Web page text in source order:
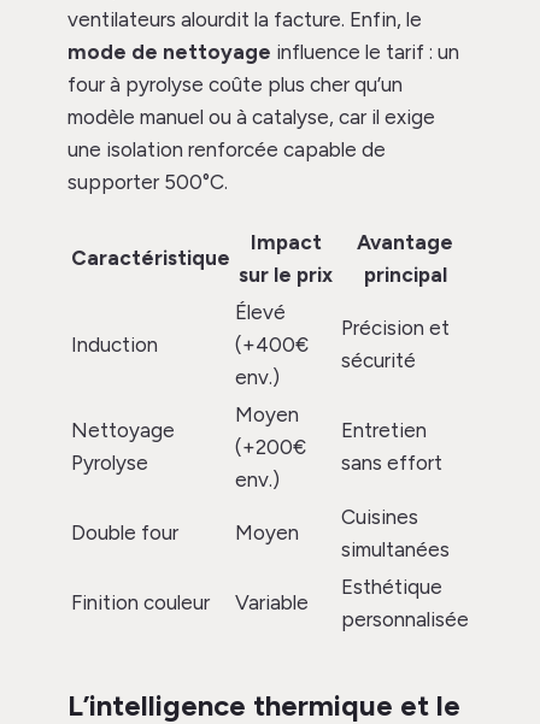
ventilateurs alourdit la facture. Enfin, le
mode de nettoyage influence le tarif : un
four à pyrolyse coûte plus cher qu’un
modèle manuel ou à catalyse, car il exige
une isolation renforcée capable de
supporter 500°C.
Caractéristique
Impact
sur le prix
Avantage
principal
Induction
Élevé
(+400€
env.)
Précision et
sécurité
Nettoyage
Pyrolyse
Moyen
(+200€
env.)
Entretien
sans effort
Double four Moyen
Cuisines
simultanées
Finition couleur Variable
Esthétique
personnalisée
L’intelligence thermique et le